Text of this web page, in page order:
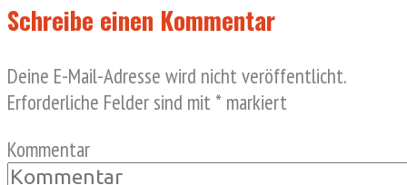
Schreibe einen Kommentar
Deine E-Mail-Adresse wird nicht veröffentlicht.
Erforderliche Felder sind mit * markiert
Kommentar